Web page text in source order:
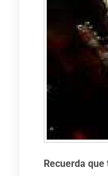
Recuerda